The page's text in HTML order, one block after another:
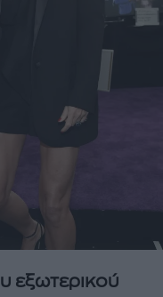
εξωτερικού